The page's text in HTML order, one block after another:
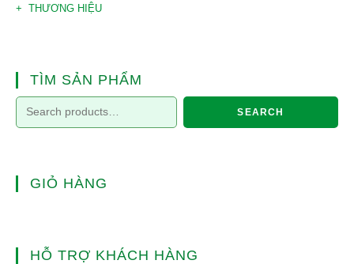
THƯƠNG HIỆU
TÌM SẢN PHẨM
SEARCH
GIỎ HÀNG
HỖ TRỢ KHÁCH HÀNG